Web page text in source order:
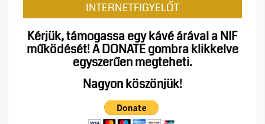
INTERNETFIGYELŐT
Kérjük, támogassa egy kávé árával a NIF
működését!A DONATE gombra klikkelve
egyszerűen megteheti.
Nagyon köszönjük!